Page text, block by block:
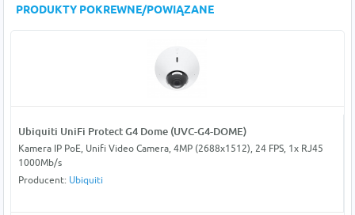
PRODUKTY POKREWNE/POWIĄZANE
Ubiquiti UniFi Protect G4 Dome (UVC-G4-DOME)
Kamera IP PoE, Unifi Video Camera, 4MP (2688x1512), 24 FPS, 1x RJ45
1000Mb/s
Producent: Ubiquiti